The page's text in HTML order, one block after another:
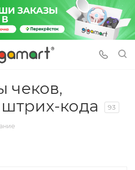
чеков,
штрих-кода
93